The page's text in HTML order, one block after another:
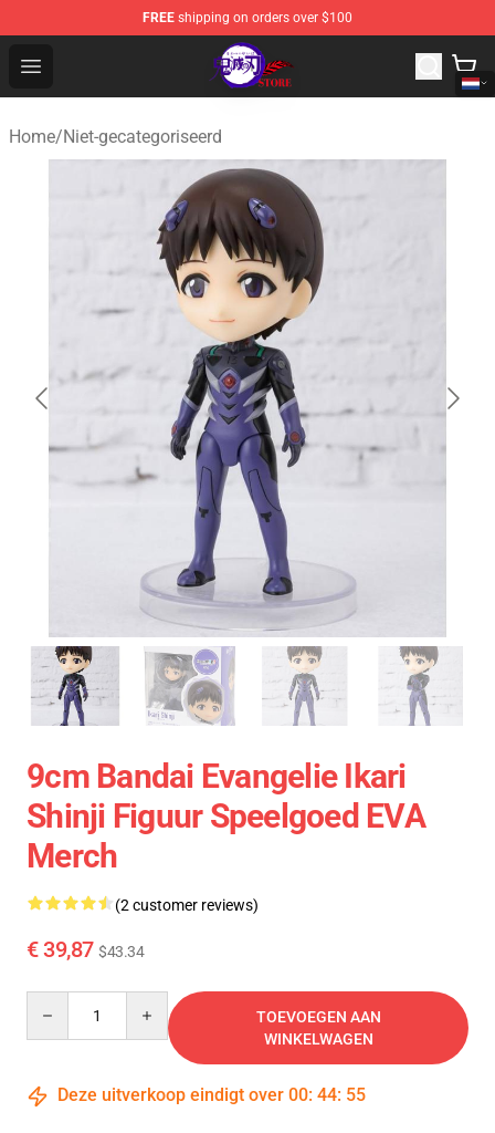
FREE shipping on orders over $100
Open menu
Kimetsu no Yaiba Store - Official Kimetsu no Yaiba
Home/Niet-gecategoriseerd
9cm Bandai Evangelie Ikari
Shinji Figuur Speelgoed EVA
Merch
(2 customer reviews)
€ 39,87 $43.34
TOEVOEGEN AAN
WINKELWAGEN
Deze uitverkoop eindigt over 00: 44: 55